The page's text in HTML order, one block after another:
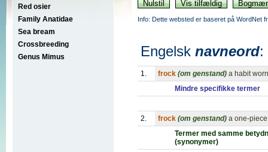
Red osier
Family Anatidae
Sea bream
Crossbreeding
Genus Mimus
Info: Dette websted er baseret på WordNet
Engelsk navneord:
1. frock (om genstand) a habit
Mindre specifikke termer
2. frock (om genstand) a one-
Termer med samme
(synonymer)